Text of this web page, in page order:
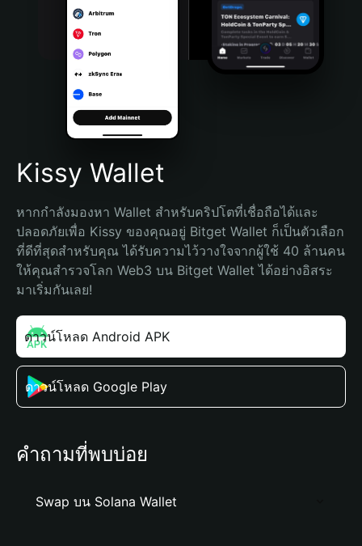
Bahasa Indonesia
Português (Brasil)
Español (Argentina)
Kissy Wallet
หากกำลังมองหา Wallet สำหรับคริปโตที่เชื่อถือได้และ
ปลอดภัยเพื่อ Kissy ของคุณอยู่ Bitget Wallet ก็เป็นตัวเลือก
ที่ดีที่สุดสำหรับคุณ ได้รับความไว้วางใจจากผู้ใช้ 40 ล้านคน
ให้คุณสำรวจโลก Web3 บน Bitget Wallet ได้อย่างอิสระ
มาเริ่มกันเลย!
ดาวน์โหลด Android APK
ดาวน์โหลด Google Play
คำถามที่พบบ่อย
Swap บน Solana Wallet